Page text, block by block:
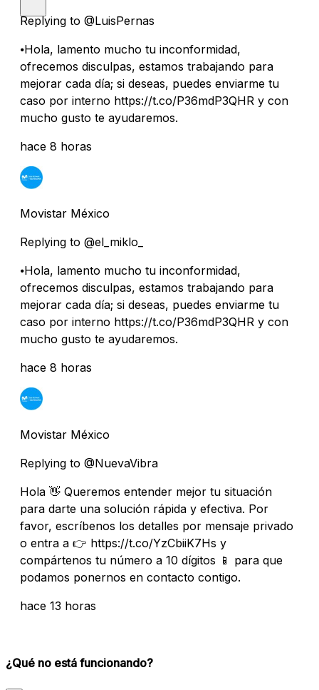
Replying to @LuisPernas
⦁Hola, lamento mucho tu inconformidad,
ofrecemos disculpas, estamos trabajando para
mejorar cada día; si deseas, puedes enviarme tu
caso por interno https://t.co/P36mdP3QHR y con
mucho gusto te ayudaremos.
hace 8 horas
Movistar México
Replying to @el_miklo_
⦁Hola, lamento mucho tu inconformidad,
ofrecemos disculpas, estamos trabajando para
mejorar cada día; si deseas, puedes enviarme tu
caso por interno https://t.co/P36mdP3QHR y con
mucho gusto te ayudaremos.
hace 8 horas
Movistar México
Replying to @NuevaVibra
Hola 👋 Queremos entender mejor tu situación
para darte una solución rápida y efectiva. Por
favor, escríbenos los detalles por mensaje privado
o entra a 👉 https://t.co/YzCbiiK7Hs y
compártenos tu número a 10 dígitos 📱 para que
podamos ponernos en contacto contigo.
hace 13 horas
¿Qué no está funcionando?